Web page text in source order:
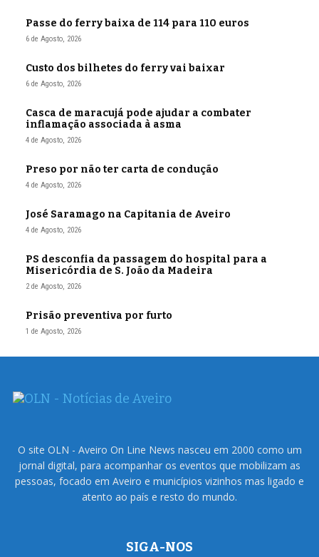
Passe do ferry baixa de 114 para 110 euros
6 de Agosto, 2026
Custo dos bilhetes do ferry vai baixar
6 de Agosto, 2026
Casca de maracujá pode ajudar a combater
inflamação associada à asma
4 de Agosto, 2026
Preso por não ter carta de condução
4 de Agosto, 2026
José Saramago na Capitania de Aveiro
4 de Agosto, 2026
PS desconfia da passagem do hospital para a
Misericórdia de S. João da Madeira
2 de Agosto, 2026
Prisão preventiva por furto
1 de Agosto, 2026
O site OLN - Aveiro On Line News nasceu em 2000 como um
jornal digital, para acompanhar os eventos que mobilizam as
pessoas, focado em Aveiro e municípios vizinhos mas ligado e
atento ao país e resto do mundo.
SIGA-NOS